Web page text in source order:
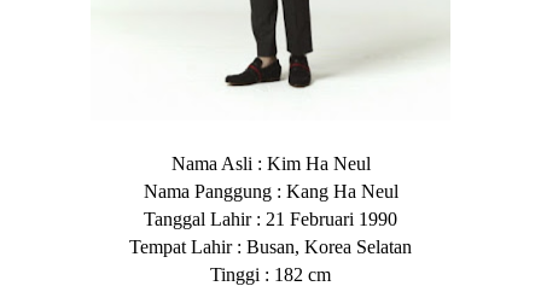
Nama Asli : Kim Ha Neul
Nama Panggung : Kang Ha Neul
Tanggal Lahir : 21 Februari 1990
Tempat Lahir : Busan, Korea Selatan
Tinggi : 182 cm